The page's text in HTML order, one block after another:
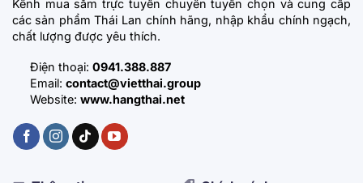
Kênh mua sắm trực tuyến chuyên tuyển chọn và cung cấp
các sản phẩm Thái Lan chính hãng, nhập khẩu chính ngạch,
chất lượng được yêu thích.
Điện thoại: 0941.388.887
Email: contact@vietthai.group
Website: www.hangthai.net